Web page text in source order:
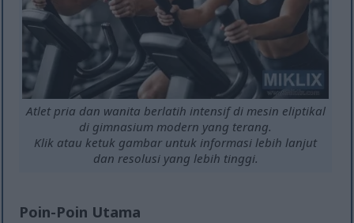
Atlet pria dan wanita berlatih intensif di mesin eliptikal
di gimnasium modern yang terang.
Klik atau ketuk gambar untuk informasi lebih lanjut
dan resolusi yang lebih tinggi.
Poin-Poin Utama